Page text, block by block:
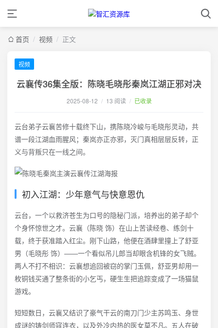
首页 / 视频 / 正文
视频
云襄传36集全版：陈晓毛晓彤秦岚江湖正邪对决
2025-08-12 / 13 阅读 / 已收录
云台弟子云襄苦修十载终下山，携陈晓冷峻与毛晓彤灵动，共
谱一段江湖血雨腥风；秦岚亦正亦邪，灭门真相层层反转，正
义与背叛只在一线之间。
初入江湖：少年意气与快意恩仇
云台，一个以救济苍生为口号的隐秘门派，培养出的弟子却个
个身怀惊世之才。云襄（陈晓 饰）在山上苦读经卷、练剑十
载，终于获准踏入红尘。刚下山路，他便在酒肆里撞上了舒亚
男（毛晓彤 饰）——一个看似吊儿郎当却眼含机锋的女飞贼。
两人不打不相识：云襄想追回被窃的掌门玉佩，舒亚男却用一
枚铜钱买通了整条街的小乞丐，硬生生把追踪变成了一场猫鼠
游戏。
短短数日，云襄又结识了豪气干云的南刀门少主苏鸣玉、身世
成谜的铸剑师寇连衣，以及外冷内热的医女莫不凡。五人在破